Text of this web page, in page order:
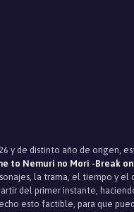
y de distinto año de origen,
to Nemuri no Mori -Break
la trama, el tiempo y
del primer instante,
esto factible, para que